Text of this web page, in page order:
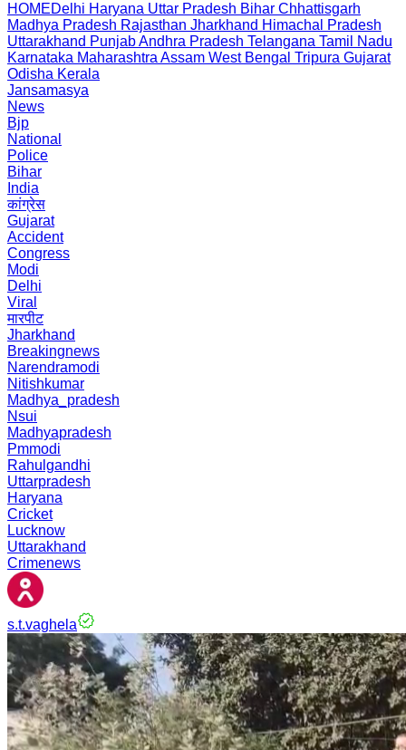
HOMEDelhi Haryana Uttar Pradesh Bihar Chhattisgarh
Madhya Pradesh Rajasthan Jharkhand Himachal Pradesh
Uttarakhand PunjabAndhra Pradesh Telangana Tamil Nadu
Karnataka Maharashtra Assam West Bengal Tripura Gujarat
Odisha Kerala
Jansamasya
News
Bjp
National
Police
Bihar
India
कांग्रेस
Gujarat
Accident
Congress
Modi
Delhi
Viral
मारपीट
Jharkhand
Breakingnews
Narendramodi
Nitishkumar
Madhya_pradesh
Nsui
Madhyapradesh
Pmmodi
Rahulgandhi
Uttarpradesh
Haryana
Cricket
Lucknow
Uttarakhand
Crimenews
s.t.vaghela